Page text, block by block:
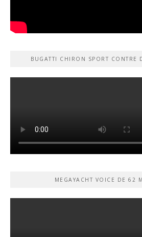
BUGATTI CHIRON SPORT CONTRE
MEGAYACHT VOICE DE 62